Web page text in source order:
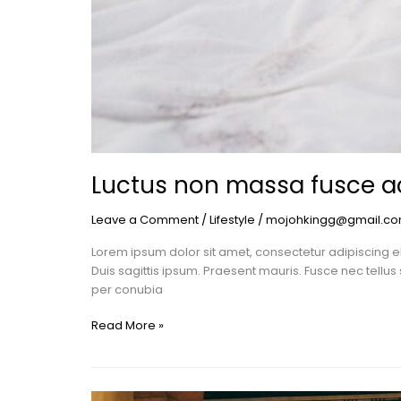
Luctus non massa fusce
Leave a Comment /Lifestyle /
Lorem ipsum dolor sit amet, consectetur adipiscing
Duis sagittis ipsum. Praesent mauris. Fusce nec
per conubia
Read More »